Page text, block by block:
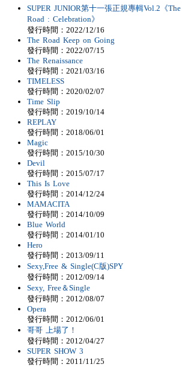
SUPER JUNIOR第十一張正規專輯Vol.2《The
Road : Celebration》
發行時間：2022/12/16
The Road Keep on Going
發行時間：2022/07/15
The Renaissance
發行時間：2021/03/16
TIMELESS
發行時間：2020/02/07
Time Slip
發行時間：2019/10/14
REPLAY
發行時間：2018/06/01
Magic
發行時間：2015/10/30
Devil
發行時間：2015/07/17
This Is Love
發行時間：2014/12/24
MAMACITA
發行時間：2014/10/09
Blue World
發行時間：2014/01/10
Hero
發行時間：2013/09/11
Sexy,Free & Single(C版)SPY
發行時間：2012/09/14
Sexy, Free＆Single
發行時間：2012/08/07
Opera
發行時間：2012/06/01
哥哥 上場了！
發行時間：2012/04/27
SUPER SHOW 3
發行時間：2011/11/25